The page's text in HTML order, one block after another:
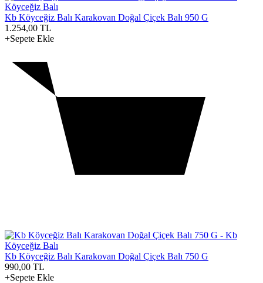
Kb Köyceğiz Balı Karakovan Doğal Çiçek Balı 950 G
1.254,00 TL
+Sepete Ekle
Kb Köyceğiz Balı Karakovan Doğal Çiçek Balı 750 G
990,00 TL
+Sepete Ekle